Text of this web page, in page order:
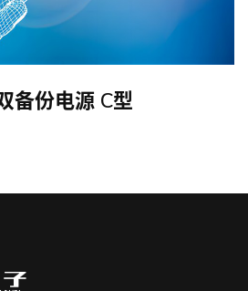
备份电源 C型